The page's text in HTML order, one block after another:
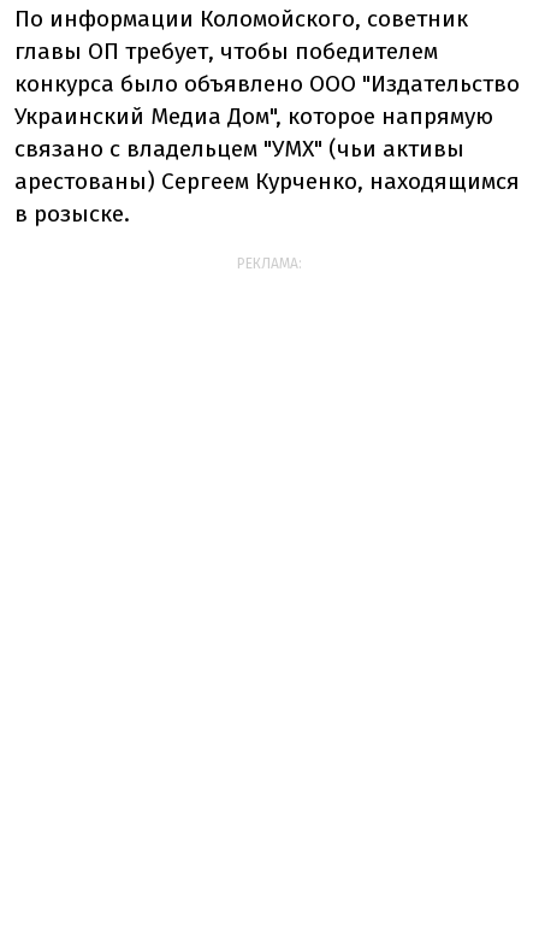
По информации Коломойского, советник
главы ОП требует, чтобы победителем
конкурса было объявлено ООО "Издательство
Украинский Медиа Дом", которое напрямую
связано с владельцем "УМХ" (чьи активы
арестованы) Сергеем Курченко, находящимся
в розыске.
РЕКЛАМА: